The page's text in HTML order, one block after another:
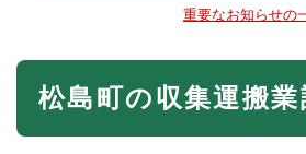
重要なお知らせの
本
松島町の収集運搬